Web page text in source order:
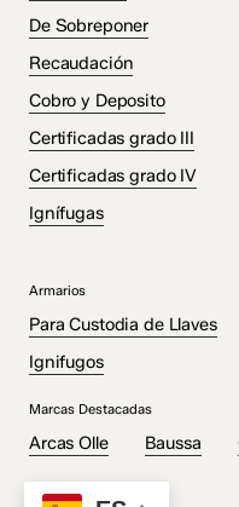
Subtotal:
De Sobreponer
Recaudación
Cobro y Deposito
Certificadas grado III
Certificadas grado IV
Ignífugas
Armarios
Para Custodia de Llaves
Ignifugos
Marcas Destacadas
Arcas Olle Baussa